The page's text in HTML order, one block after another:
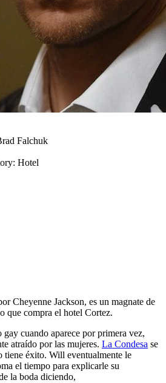
Falchuk
Hotel
Cheyenne Jackson, es un magnate de
que compra el hotel Cortez.
cuando aparece por primera vez,
atraído por las mujeres. La Condesa se
tiene éxito. Will eventualmente le
el tiempo para explicarle su
la boda diciendo,